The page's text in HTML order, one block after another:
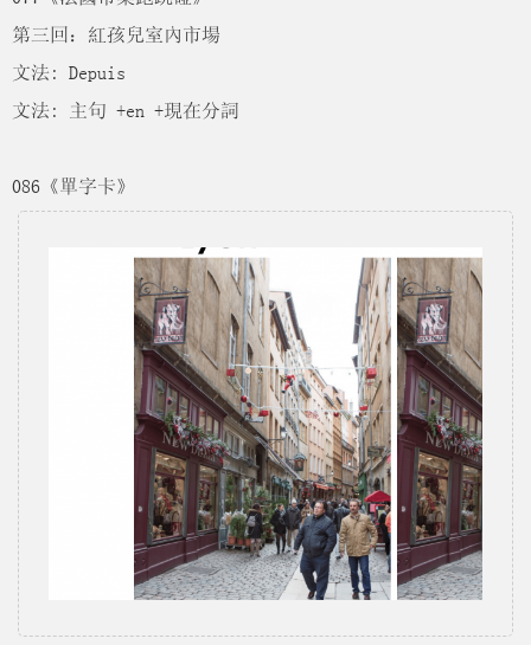
第三回：紅孩兒室內市場
文法: Depuis
文法: 主句 +en +現在分詞
086《單字卡》